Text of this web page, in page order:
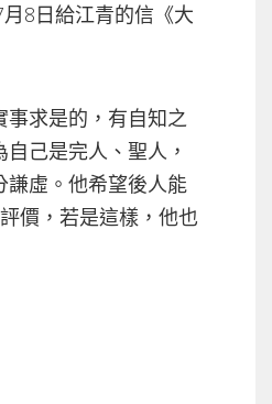
8日給江青的信《大
事求是的，有自知之
己是完人、聖人，
謙虛。他希望後人能
價，若是這樣，他也